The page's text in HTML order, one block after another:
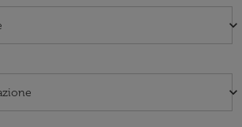
keyboard_arrow_down
keyboard_arrow_down